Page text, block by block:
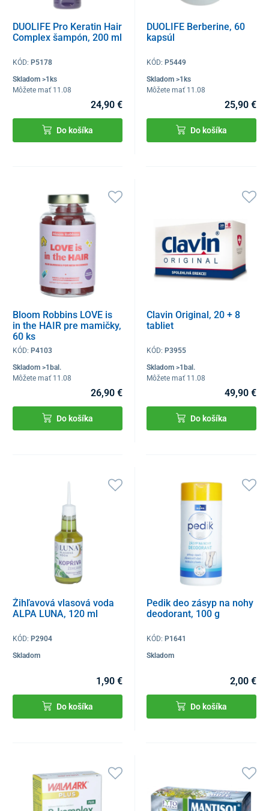
DUOLIFE Pro Keratin Hair
Complex šampón, 200 ml
KÓD: P5178
Skladom >1ks
Môžete mať 11.08
24,90 €
Do košíka
DUOLIFE Berberine, 60
kapsúl
KÓD: P5449
Skladom >1ks
Môžete mať 11.08
25,90 €
Do košíka
Bloom Robbins LOVE is
in the HAIR pre mamičky,
60 ks
KÓD: P4103
Skladom >1bal.
Môžete mať 11.08
26,90 €
Do košíka
Clavin Original, 20 + 8
tabliet
KÓD: P3955
Skladom >1bal.
Môžete mať 11.08
49,90 €
Do košíka
Žihľavová vlasová voda
ALPA LUNA, 120 ml
KÓD: P2904
Skladom
1,90 €
Do košíka
Pedik deo zásyp na nohy
deodorant, 100 g
KÓD: P1641
Skladom
2,00 €
Do košíka